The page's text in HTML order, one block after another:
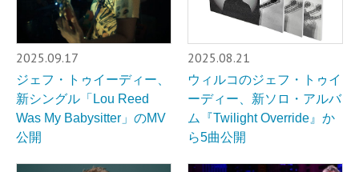
2025.09.17
ジェフ・トゥイーディー、
新シングル「Lou Reed
Was My Babysitter」のMV
公開
2025.08.21
ウィルコのジェフ・トゥイ
ーディー、新ソロ・アルバ
ム『Twilight Override』か
ら5曲公開